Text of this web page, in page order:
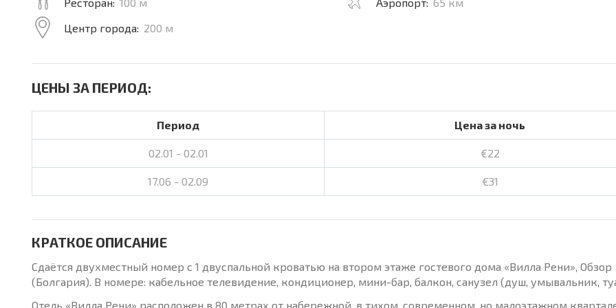
Центр города: 200 м
ЦЕНЫ ЗА ПЕРИОД:
Период Цена за ночь
02.01 - 02.01 €22
17.06 - 02.09 €31
КРАТКОЕ ОПИСАНИЕ
Сдаётся двухместный номер с 1 двуспальной кроватью на втором этаже гостевого дома «Вилла Рени», Обзор
(Болгария). В номере: кабельное телевидение, кондиционер, мини-бар, балкон, санузел (душ, умывальник,
Отель «Вилла Рени» расположен в 80 метрах от набережной, в тихом, современном, но малоэтажном